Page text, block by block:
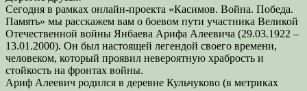
Сегодня в рамках онлайн-проекта «Касимов. Война. Победа.
Память» мы расскажем вам о боевом пути участника Великой
Отечественной войны Янбаева Арифа Алеевича (29.03.1922 –
13.01.2000). Он был настоящей легендой своего времени,
человеком, который проявил невероятную храбрость и
стойкость на фронтах войны.
Ариф Алеевич родился в деревне Кульчуково (в метриках